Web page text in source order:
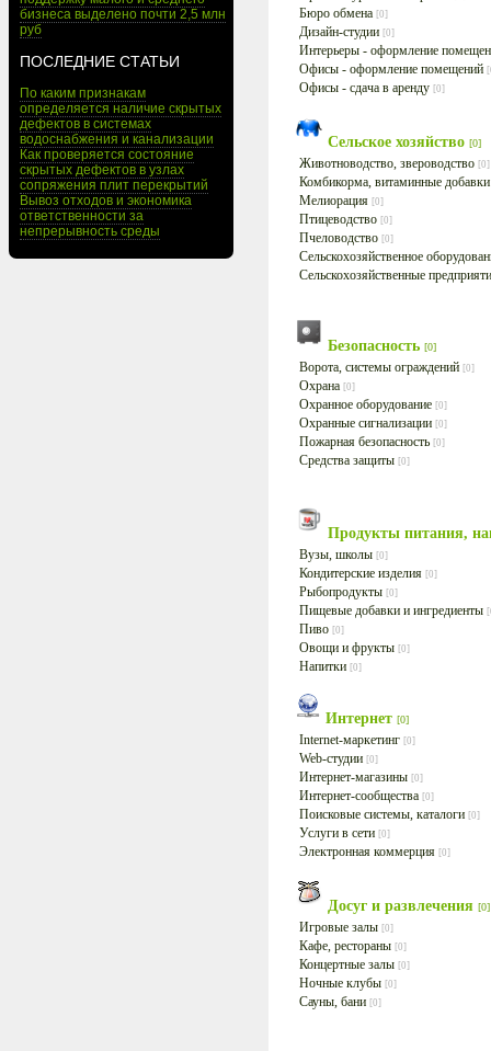
бизнеса выделено почти 2,5 млн
руб
ПОСЛЕДНИЕ СТАТЬИ
По каким признакам
определяется наличие скрытых
дефектов в системах
водоснабжения и канализации
Как проверяется состояние
скрытых дефектов в узлах
сопряжения плит перекрытий
Вывоз отходов и экономика
ответственности за
непрерывность среды
Бюро обмена [0]
Дизайн-студии [0]
Интерьеры - оформление
Офисы - оформление помещений
Офисы - сдача в аренду [0]
Сельское хозяйство [0]
Животноводство, звероводство [0]
Комбикорма, витаминные
Мелиорация [0]
Птицеводство [0]
Пчеловодство [0]
Сельскохозяйственное
Сельскохозяйственные
Безопасность [0]
Ворота, системы ограждений [0]
Охрана [0]
Охранное оборудование [0]
Охранные сигнализации [0]
Пожарная безопасность [0]
Средства защиты [0]
Продукты питания,
Вузы, школы [0]
Кондитерские изделия [0]
Рыбопродукты [0]
Пищевые добавки и ингредиенты
Пиво [0]
Овощи и фрукты [0]
Напитки [0]
Интернет [0]
Internet-маркетинг [0]
Web-студии [0]
Интернет-магазины [0]
Интернет-сообщества [0]
Поисковые системы, каталоги [0]
Услуги в сети [0]
Электронная коммерция [0]
Досуг и развлечения [0]
Игровые залы [0]
Кафе, рестораны [0]
Концертные залы [0]
Ночные клубы [0]
Сауны, бани [0]